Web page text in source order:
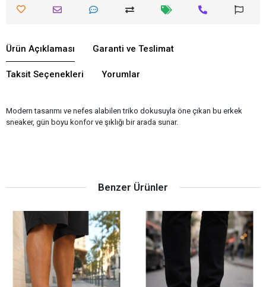
Ürün Açıklaması Garanti ve Teslimat
Taksit Seçenekleri Yorumlar
Modern tasarımı ve nefes alabilen triko dokusuyla öne çıkan bu erkek
sneaker, gün boyu konfor ve şıklığı bir arada sunar.
Benzer Ürünler